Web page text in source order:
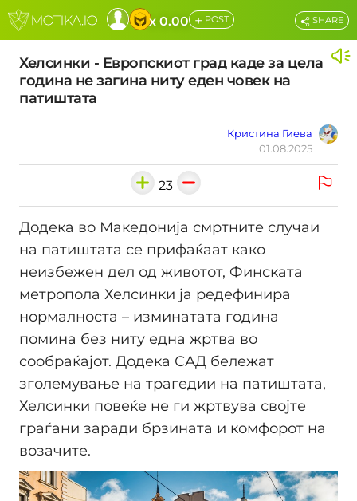
x 0.00 + POST
Хелсинки - Европскиот град каде за цела
година не загина ниту еден човек на
патиштата
Кристина Гиева
01.08.2025
SHARE
23
Додека во Македонија смртните случаи
на патиштата се прифаќаат како
неизбежен дел од животот, Финската
метропола Хелсинки ја редефинира
нормалноста – изминатата година
помина без ниту една жртва во
сообраќајот. Додека САД бележат
зголемување на трагедии на патиштата,
Хелсинки повеќе не ги жртвува својте
граѓани заради брзината и комфорот на
возачите.